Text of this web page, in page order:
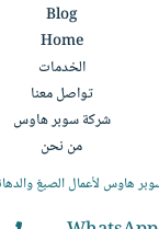
Blog
Home
الخدمات
تواصل معنا
شركة سوبر هاوس
من نحن